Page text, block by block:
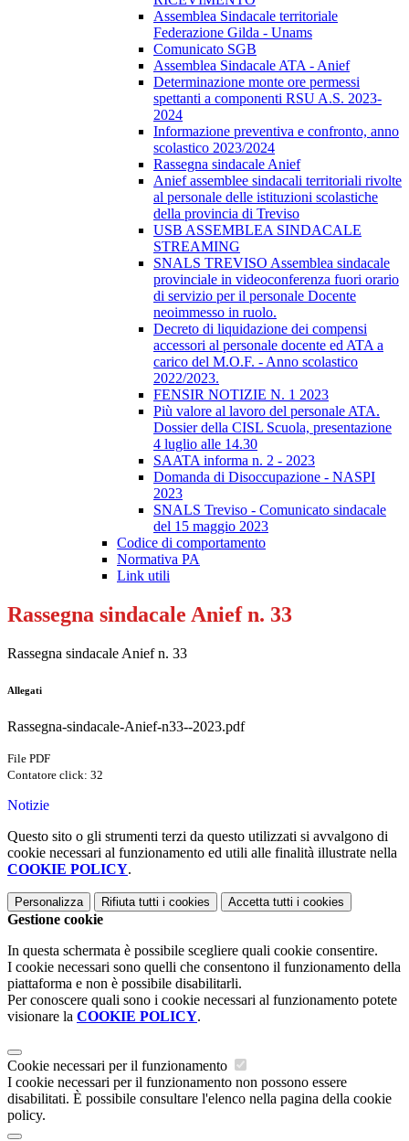
Assemblea Sindacale territoriale
Federazione Gilda - Unams
Comunicato SGB
Assemblea Sindacale ATA - Anief
Determinazione monte ore permessi
spettanti a componenti RSU A.S. 2023-
2024
Informazione preventiva e confronto, anno
scolastico 2023/2024
Rassegna sindacale Anief
Anief assemblee sindacali territoriali rivolte
al personale delle istituzioni scolastiche
della provincia di Treviso
USB ASSEMBLEA SINDACALE
STREAMING
SNALS TREVISO Assemblea sindacale
provinciale in videoconferenza fuori orario
di servizio per il personale Docente
neoimmesso in ruolo.
Decreto di liquidazione dei compensi
accessori al personale docente ed ATA a
carico del M.O.F. - Anno scolastico
2022/2023.
FENSIR NOTIZIE N. 1 2023
Più valore al lavoro del personale ATA.
Dossier della CISL Scuola, presentazione
4 luglio alle 14.30
SAATA informa n. 2 - 2023
Domanda di Disoccupazione - NASPI
2023
SNALS Treviso - Comunicato sindacale
del 15 maggio 2023
Codice di comportamento
Normativa PA
Link utili
Rassegna sindacale Anief n. 33
Rassegna sindacale Anief n. 33
Allegati
Rassegna-sindacale-Anief-n33--2023.pdf
File PDF
Contatore click: 32
Notizie
Questo sito o gli strumenti terzi da questo utilizzati si avvalgono di
cookie necessari al funzionamento ed utili alle finalità illustrate nella
COOKIE POLICY.
Personalizza Rifiuta tutti i cookies Accetta tutti i cookies
Gestione cookie
In questa schermata è possibile scegliere quali cookie consentire.
I cookie necessari sono quelli che consentono il funzionamento della
piattaforma e non è possibile disabilitarli.
Per conoscere quali sono i cookie necessari al funzionamento potete
visionare la COOKIE POLICY.
Cookie necessari per il funzionamento
I cookie necessari per il funzionamento non possono essere
disabilitati. È possibile consultare l'elenco nella pagina della cookie
policy.